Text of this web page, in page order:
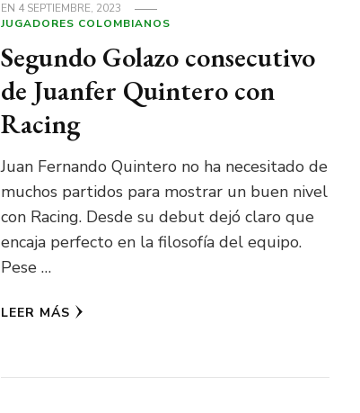
EN 4 SEPTIEMBRE, 2023
JUGADORES COLOMBIANOS
Segundo Golazo consecutivo
de Juanfer Quintero con
Racing
Juan Fernando Quintero no ha necesitado de
muchos partidos para mostrar un buen nivel
con Racing. Desde su debut dejó claro que
encaja perfecto en la filosofía del equipo.
Pese …
LEER MÁS